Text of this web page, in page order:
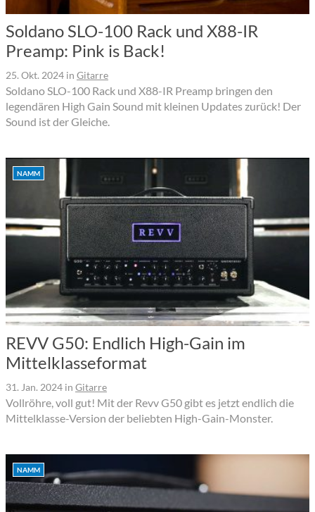
Soldano SLO-100 Rack und X88-IR
Preamp: Pink is Back!
25. Okt. 2024 in Gitarre
Soldano SLO-100 Rack und X88-IR Preamp bringen den
legendären High Gain Sound mit kleinen Updates zurück! Der
Sound ist der Gleiche.
NAMM
REVV G50: Endlich High-Gain im
Mittelklasseformat
31. Jan. 2024 in Gitarre
Vollröhre, voll gut! Mit der Revv G50 gibt es jetzt endlich die
Mittelklasse-Version der beliebten High-Gain-Monster.
NAMM